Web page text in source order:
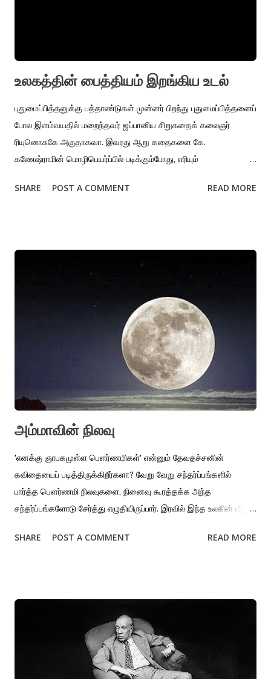
உலகத்தின் பைத்தியம் இறங்கிய உடல்
புதுமைப்பித்தனுக்கு பத்தாண்டுகள் முன்னர் பிறந்து புதுமைப்பித்தனைப்
போல இளம்வயதில் மறைந்தவர் ஜப்பானிய சிறுகதைக் கலைஞர்
ரியுனொசுகே அகுதாகவா. இவரது ஆறு கதைகளை கே.
கணேஷ்ராமின் மொழிபெயர்ப்பில் படிக்கும்போது, எரியும்
தோன்றுகிறது. காஃப்கா, சாதத் ஹசன் மண்டோவின்
தொகுப்பில் உள்ள முதல் கதையும், இத்தொகுதியில் மற்ற கதைகளை
ஒப்பிடும் போது எதார்த்தமாக எழுதப்பட்ட கதையுமான ‘ராஷோமான்’
கதையிலேயே அகுதாகவாவின் படைப்பாளுமை தெளிவாகத்
தெரிந்துவிடுகிறது. ஜப்பானின் தொன்மையும் அதனுடன் மோதும்
நவீனமும் மோதிப் பிளக்கும் சுயம் தான் அகுதாகவா. வரலாற்று
முக்கியத்துவம் கொண்ட நகரமான கியோட்டோவின் கோட்டை
நுழைவுவாயில், சிதிலமாகி திருடர்களும் நரிகளும் அனாதைப்
பிணங்களும் அடைக்கலம் கொள்ளும் காட்சி சித்தரிக்கப்படுகிறது.
அகுதாகவா, கியோட்டோ நக...
SHARE POST A COMMENT READ MORE
அம்மாவின் நிலவு
'எனக்கு ஞாபகமுள்ள பெளர்ணமிகள்' என்னும் தேவதச்சனின்
கவிதையைப் படித்திருக்கிறீர்களா? வேறு வேறு சந்தர்ப்பங்களில்
பார்த்த பௌர்ணமி நிலவுகளை, நினைவு கூரத்தக்க அந்த
சந்தர்ப்பங்களோடு சேர்த்து எழுதியிருப்பார். இரவில் இந்த உலகின் மீது
எப்போதாவது நாம் உணர்ந்திருக்கிறோமா? அதேபோல்தான் அம்மாவும்.
வெளியே போய்விட்டு வருவதற்குள் பித்துப்பிடித்து, சாப்ளினை நீண்ட
தனிமையின் பாதைக்குள் விடும் சாப்ளினின் அம்மாதானே அவருக்குப்
பெரிய தூண்டுதல். நான், எட்டாவது படிக்கும் போது காலாண்டு
SHARE POST A COMMENT READ MORE